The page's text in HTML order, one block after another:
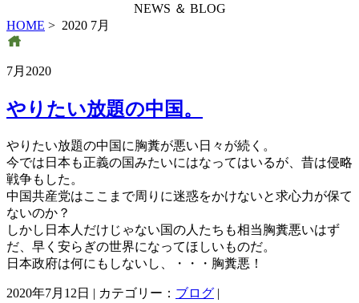
NEWS ＆ BLOG
HOME > 2020 7月
7月2020
やりたい放題の中国。
やりたい放題の中国に胸糞が悪い日々が続く。
今では日本も正義の国みたいにはなってはいるが、昔は侵略
戦争もした。
中国共産党はここまで周りに迷惑をかけないと求心力が保て
ないのか？
しかし日本人だけじゃない国の人たちも相当胸糞悪いはず
だ、早く安らぎの世界になってほしいものだ。
日本政府は何にもしないし、・・・胸糞悪！
2020年7月12日 | カテゴリー： ブログ |